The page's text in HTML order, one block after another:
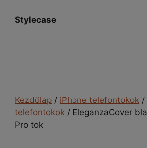
Stylecase
Kezdőlap / iPhone telefontokok /
telefontokok / EleganzaCover
Pro tok